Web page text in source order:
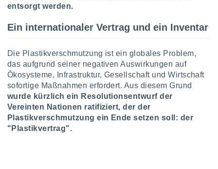
diese
Einige
eines
entsorgt werden.
Ein internationaler Vertrag und ein Inventar
Die Plastikverschmutzung ist ein globales Problem,
das aufgrund seiner negativen Auswirkungen auf
Ökosysteme, Infrastruktur, Gesellschaft und Wirtschaft
sofortige Maßnahmen erfordert. Aus diesem Grund
wurde kürzlich ein Resolutionsentwurf der
Vereinten Nationen ratifiziert, der der
Plastikverschmutzung ein Ende setzen soll: der
"Plastikvertrag".